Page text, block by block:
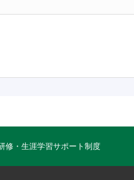
修・生涯学習サポート制度